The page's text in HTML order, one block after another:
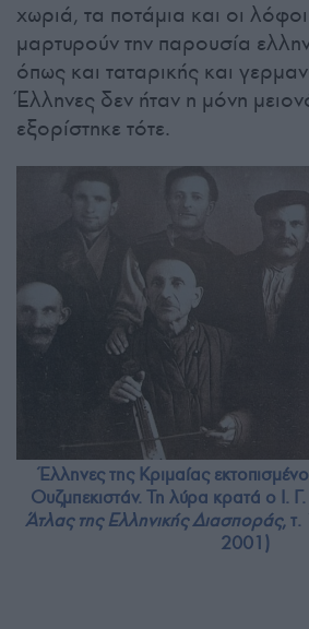
χωριά, τα ποτάμια και οι
μαρτυρούν την παρουσία
όπως και ταταρικής και
Έλληνες δεν ήταν η μόνη
εξορίστηκε τότε.
Έλληνες της Κριμαίας
Ουζμπεκιστάν. Τη λύρα κρατά ο Ι.
Άτλας της Ελληνικής Διασποράς, τ.
2001)